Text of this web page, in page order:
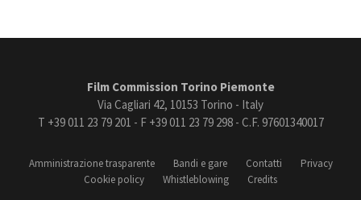
Film Commission Torino Piemonte
Via Cagliari 42, 10153 Torino - Italy
T +39 011 23 79 201 - F +39 011 23 79 298 - C.F. 97601340017
Amministrazione trasparente Bandi e gare Contatti
Privacy
Cookie policy
Whistleblowing Credits